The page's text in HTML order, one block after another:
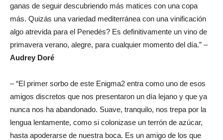
ganas de seguir descubriendo más matices con una copa
más. Quizás una variedad mediterránea con una vinificación
algo atrevida para el Penedés? Es definitivamente un vino de
primavera verano, alegre, para cualquier momento del día.” –
Audrey Doré
– “El primer sorbo de este Enigma2 entra como uno de esos
amigos discretos que nos presentaron un día lejano y que ya
nunca nos ha abandonado. Suave, tranquilo, nos trepa por la
lengua lentamente, como si colonizase un terrón de azúcar,
hasta apoderarse de nuestra boca. Es un amigo de los que